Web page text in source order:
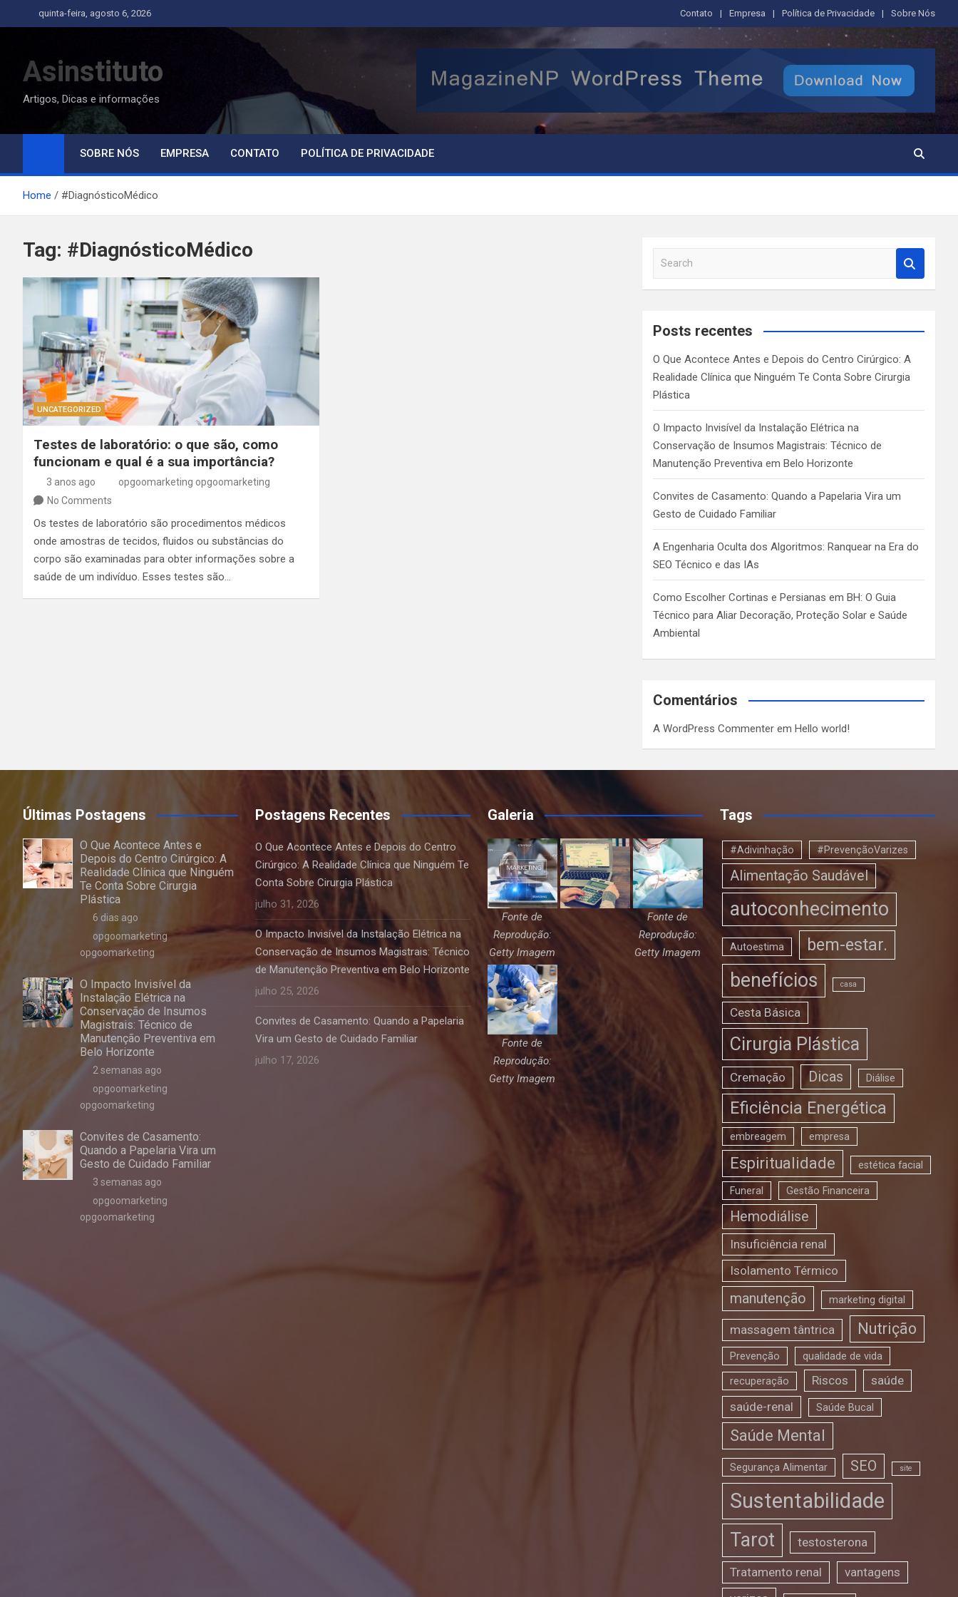
to
quinta-feira, agosto 6, 2026 Contato Empresa Política de Privacidade Sobre Nós
Asinstituto
Artigos, Dicas e informações
SOBRE NÓS EMPRESA CONTATO POLÍTICA DE PRIVACIDADE
Home #DiagnósticoMédico
Tag: #DiagnósticoMédico
UNCATEGORIZED
Testes de laboratório: o que são, como
funcionam e qual é a sua importância?
3 anos ago
opgoomarketing opgoomarketing
No Comments
Os testes de laboratório são procedimentos médicos
onde amostras de tecidos, fluidos ou substâncias do
corpo são examinadas para obter informações sobre a
saúde de um indivíduo. Esses testes são…
a
c
Posts recentes
O Que Acontece Antes e Depois do Centro Cirúrgico: A
Realidade Clínica que Ninguém Te Conta Sobre Cirurgia
Plástica
O Impacto Invisível da Instalação Elétrica na
Conservação de Insumos Magistrais: Técnico de
Manutenção Preventiva em Belo Horizonte
Convites de Casamento: Quando a Papelaria Vira um
Gesto de Cuidado Familiar
A Engenharia Oculta dos Algoritmos: Ranquear na Era do
SEO Técnico e das IAs
Como Escolher Cortinas e Persianas em BH: O Guia
Técnico para Aliar Decoração, Proteção Solar e Saúde
Ambiental
Comentários
A WordPress Commenter emHello world!
Últimas Postagens
O Que Acontece Antes e
Depois do Centro Cirúrgico: A
Realidade Clínica que Ninguém
Te Conta Sobre Cirurgia
Plástica
6 dias ago
opgoomarketing
opgoomarketing
O Impacto Invisível da
Instalação Elétrica na
Conservação de Insumos
Magistrais: Técnico de
Manutenção Preventiva em
Belo Horizonte
2 semanas ago
opgoomarketing
opgoomarketing
Convites de Casamento:
Quando a Papelaria Vira um
Gesto de Cuidado Familiar
3 semanas ago
opgoomarketing
opgoomarketing
Postagens Recentes
O Que Acontece Antes e Depois do Centro
Cirúrgico: A Realidade Clínica que Ninguém Te
Conta Sobre Cirurgia Plástica
julho 31, 2026
O Impacto Invisível da Instalação Elétrica na
Conservação de Insumos Magistrais: Técnico
de Manutenção Preventiva em Belo Horizonte
julho 25, 2026
Convites de Casamento: Quando a Papelaria
Vira um Gesto de Cuidado Familiar
julho 17, 2026
Galeria
Fonte de
Reprodução:
Getty Imagem
Fonte de
Reprodução:
Getty Imagem
Fonte de
Reprodução:
Getty Imagem
Tags
#Adivinhação #PrevençãoVarizes
Alimentação Saudável
autoconhecimento
Autoestima bem-estar.
benefícios casa
Cesta Básica
Cirurgia Plástica
Cremação Dicas Diálise
Eficiência Energética
embreagem empresa
Espiritualidade estética facial
Funeral Gestão Financeira
Hemodiálise
Insuficiência renal
Isolamento Térmico
manutenção marketing digital
massagem tântrica Nutrição
Prevenção qualidade de vida
recuperação Riscos
saúde
saúde-renal
Saúde Bucal
Saúde Mental
Segurança Alimentar SEO site
Sustentabilidade
Tarot testosterona
Tratamento renal
vantagens